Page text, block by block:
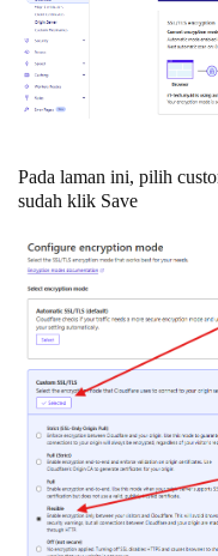
Pada laman ini, pilih
sudah klik Save